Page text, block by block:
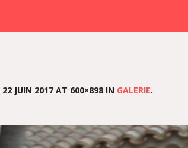
22 JUIN 2017 AT 600×898 IN GALERIE.